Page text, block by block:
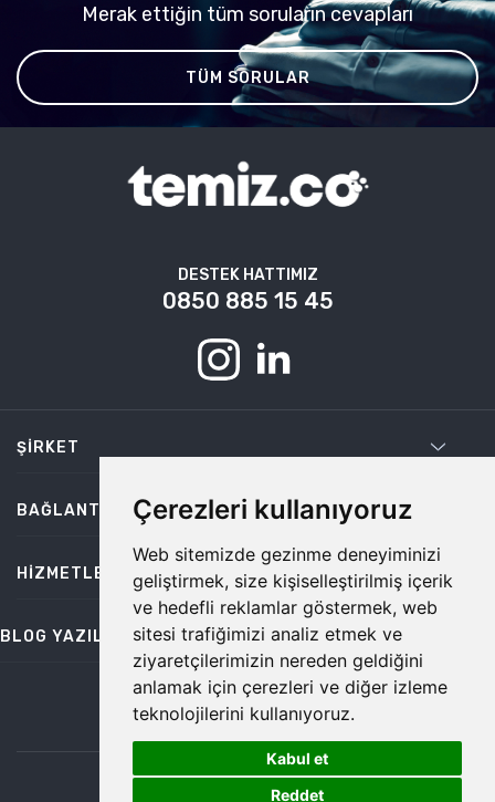
Çerezleri kullanıyoruz
Web sitemizde gezinme deneyiminizi
geliştirmek, size kişiselleştirilmiş içerik
ve hedefli reklamlar göstermek, web
sitesi trafiğimizi analiz etmek ve
ziyaretçilerimizin nereden geldiğini
anlamak için çerezleri ve diğer izleme
teknolojilerini kullanıyoruz.
Kabul et
Reddet
Merak ettiğin tüm soruların cevapları
TÜM SORULAR
DESTEK HATTIMIZ
0850 885 15 45
ŞIRKET
BAĞLANTILAR
HIZMETLER
BLOG YAZILARI
bilgi@temiz.co
©2026 Temiz, Her Hakkı Saklıdır.